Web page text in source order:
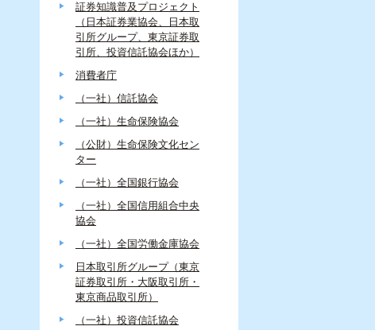
証券知識普及プロジェクト
（日本証券業協会、日本取
引所グループ、東京証券取
引所、投資信託協会ほか）
消費者庁
（一社）信託協会
（一社）生命保険協会
（公財）生命保険文化セン
ター
（一社）全国銀行協会
（一社）全国信用組合中央
協会
（一社）全国労働金庫協会
日本取引所グループ（東京
証券取引所・大阪取引所・
東京商品取引所）
（一社）投資信託協会